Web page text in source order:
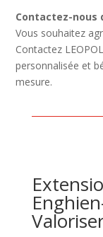
Contactez-nous
Vous souhaitez
Contactez
personnalisée et
mesure.